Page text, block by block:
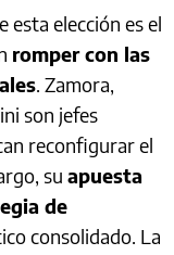
esta elección es el
romper con las
. Zamora,
son jefes
reconfigurar el
su apuesta
de
consolidado. La